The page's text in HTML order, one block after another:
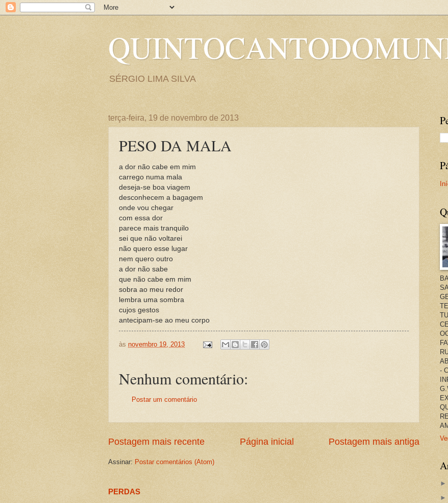
SÉRGIO LIMA SILVA
terça-feira, 19 de novembro de 2013
PESO DA MALA
a dor não cabe em mim
carrego numa mala
deseja-se boa viagem
desconhecem a bagagem
onde vou chegar
com essa dor
parece mais tranquilo
sei que não voltarei
não quero esse lugar
nem quero outro
a dor não sabe
que não cabe em mim
sobra ao meu redor
lembra uma sombra
cujos gestos
antecipam-se ao meu corpo
às novembro 19, 2013
Nenhum comentário:
Postar um comentário
Postagem mais recente Postagem mais antiga
Página inicial
Assinar: Postar comentários (Atom)
PERDAS
-
►
►